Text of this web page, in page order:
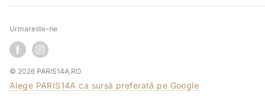
Urmareste-ne
© 2026 PARIS14A.RO
Alege PARIS14A ca sursă preferată pe Google